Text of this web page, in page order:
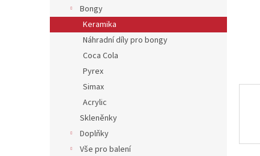
Bongy
Keramika
Náhradní díly pro bongy
Coca Cola
Pyrex
Simax
Acrylic
Skleněnky
Doplňky
Vše pro balení